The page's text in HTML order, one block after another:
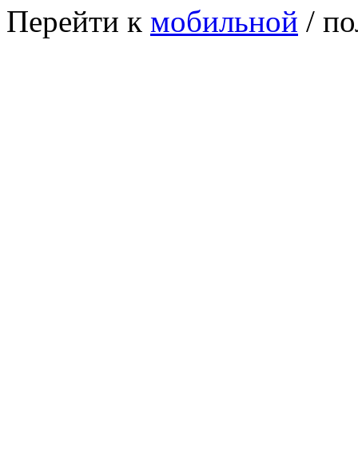
Перейти к мобильной /